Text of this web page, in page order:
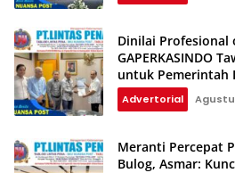
Dinilai Profesional
GAPERKASINDO
untuk Pemerintah
Advertorial
Meranti Percepat
Bulog, Asmar: